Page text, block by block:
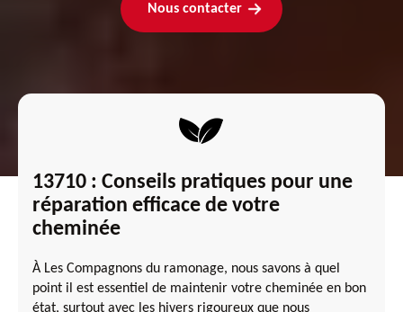
Nous contacter
13710 : Conseils pratiques pour une
réparation efficace de votre
cheminée
À Les Compagnons du ramonage, nous savons à quel
point il est essentiel de maintenir votre cheminée en bon
état, surtout avec les hivers rigoureux que nous